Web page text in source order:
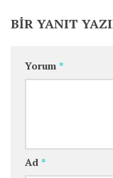
BIR YANIT
Yorum *
Ad *